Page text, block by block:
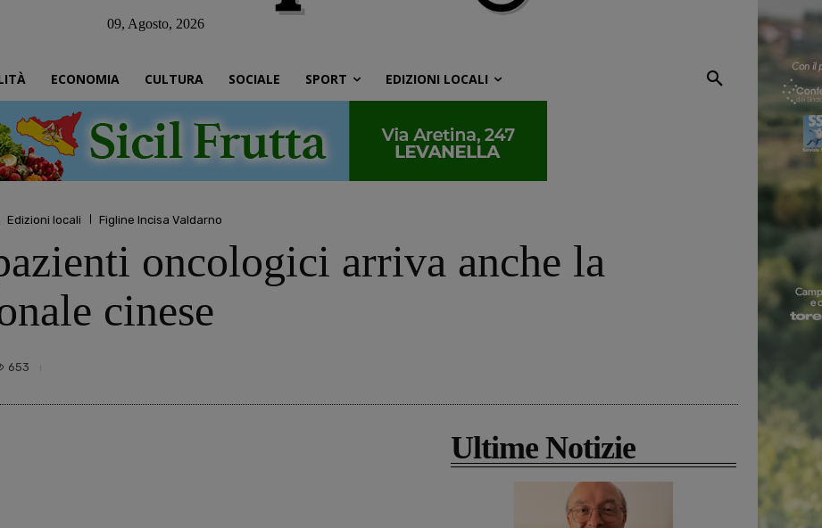
09, Agosto, 2026
ECONOMIA CULTURA SOCIALE SPORT EDIZIONI LOCALI
Edizioni locali Figline Incisa Valdarno
oncologici arriva anche la
cinese
653
Ultime Notizie